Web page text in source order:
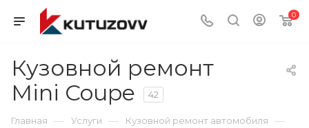
0
Кузовной ремонт
Mini Coupe
42
Главная — Услуги — Кузовной ремонт автомобиля —